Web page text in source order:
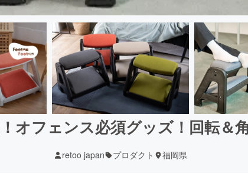
オフェンス必須グッズ！回転＆
retoo japan プロダクト 福岡県